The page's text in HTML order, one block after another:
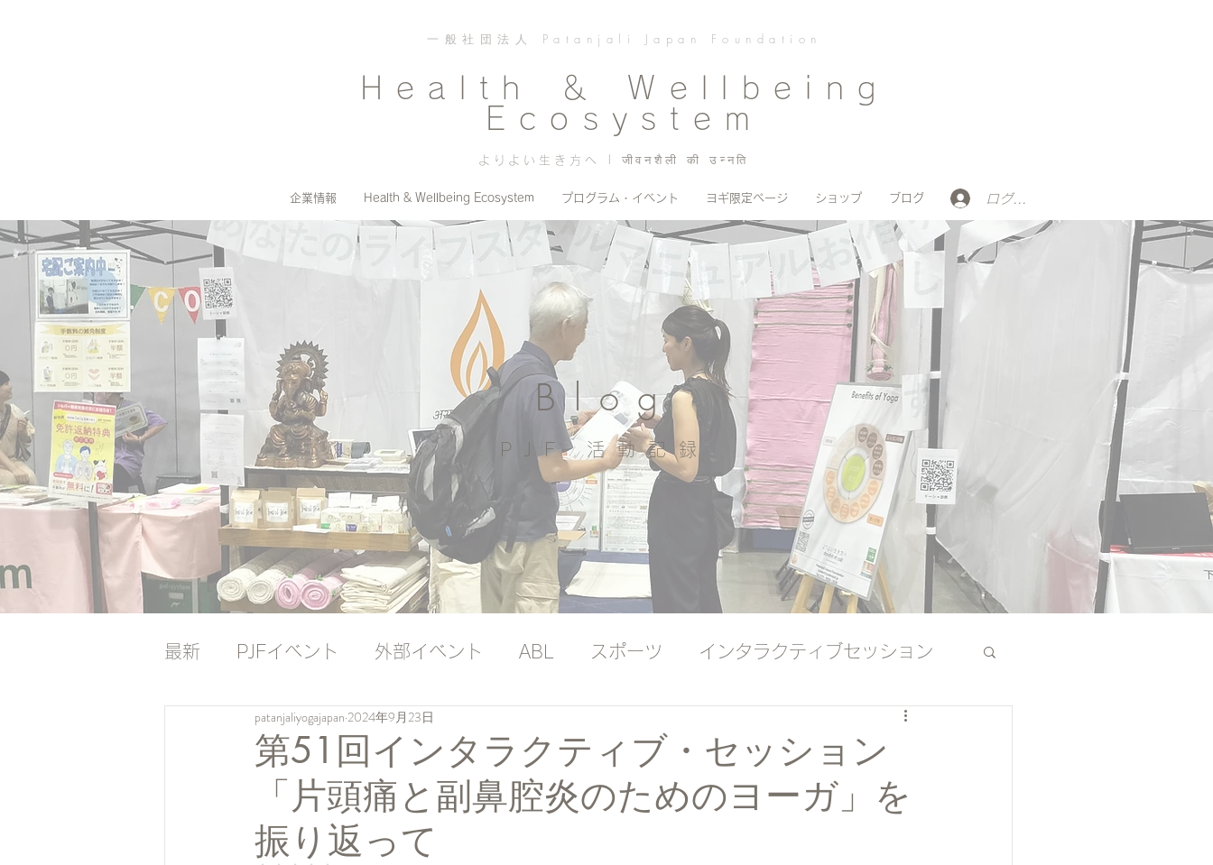
一般社団法人 Patanjali Japan Foundation
Health ＆ Wellbeing
Ecosystem
よりよい生き方へ | जीवनशैली की उन्नति
企業情報 Health & Wellbeing Ecosystem プログラム・イベント ヨギ限定ページ ショップ ブログ ログイン
Blog
PJF ​活動記録
最新 PJFイベント 外部イベント ABL スポーツ インタラクティブセッション
ナレッジバンク ナレッジバンク（プレミアム）
第51回インタラクティブ・セッション
「片頭痛と副鼻腔炎のためのヨーガ」を
振り返って
patanjaliyogajapan 2024年9月23日